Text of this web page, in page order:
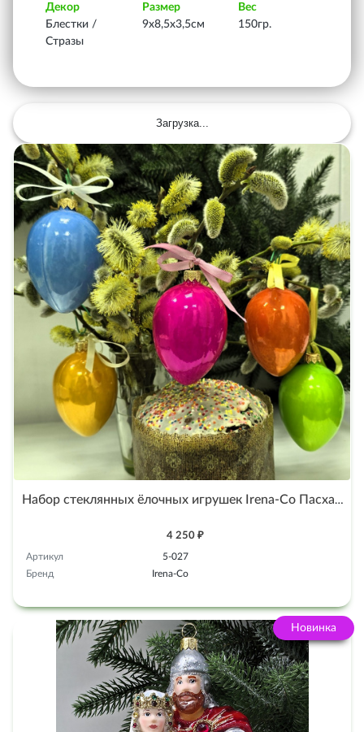
Декор
Блестки /
Стразы
Размер
9х8,5х3,5см
Вес
150гр.
Загрузка...
Набор стеклянных ёлочных игрушек Irena-Co Пасхальные яйца
4 250 ₽
Артикул
5-027
Бренд
Irena-Co
Новинка